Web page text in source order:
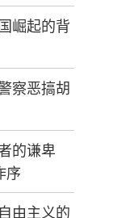
崛起的背
察恶搞胡
的谦卑
序
由主义的